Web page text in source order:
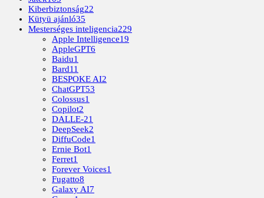
Kiberbiztonság22
Kütyü ajánló35
Mesterséges inteligencia229
Apple Intelligence19
AppleGPT6
Baidu1
Bard11
BESPOKE AI2
ChatGPT53
Colossus1
Copilot2
DALLE-21
DeepSeek2
DiffuCode1
Ernie Bot1
Ferret1
Forever Voices1
Fugatto8
Galaxy AI7